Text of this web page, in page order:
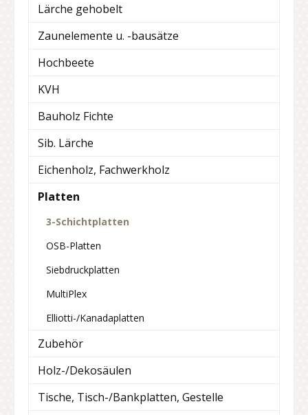
Lärche gehobelt
Zaunelemente u. -bausätze
Hochbeete
KVH
Bauholz Fichte
Sib. Lärche
Eichenholz, Fachwerkholz
Platten
3-Schichtplatten
OSB-Platten
Siebdruckplatten
MultiPlex
Elliotti-/Kanadaplatten
Zubehör
Holz-/Dekosäulen
Tische, Tisch-/Bankplatten, Gestelle